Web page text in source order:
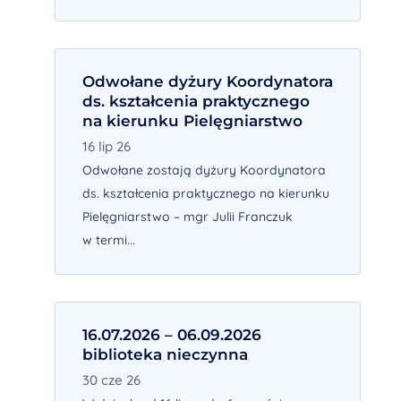
Odwołane dyżury Koordynatora
ds. kształcenia praktycznego
na kierunku Pielęgniarstwo
16 lip 26
Odwołane zostają dyżury Koordynatora
ds. kształcenia praktycznego na kierunku
Pielęgniarstwo – mgr Julii Franczuk
w termi...
16.07.2026 – 06.09.2026
biblioteka nieczynna
30 cze 26